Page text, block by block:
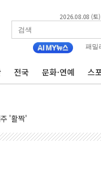
2026.08.08 (토)
패밀
전국 문화·연예 스
위협에 맞설 자체 억지력 강화
선물 1%대 상승
대 후퇴
광주↑ VS 트레이드데스크·웬